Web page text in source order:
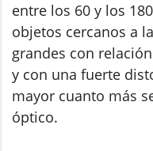
entre los 60 y los
objetos cercanos a
grandes con
y con una fuerte
mayor cuanto más
óptico.